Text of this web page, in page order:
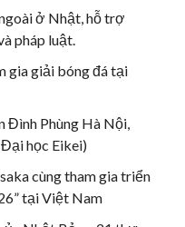
ở Nhật, hỗ trợ
pháp luật.
gia giải bóng đá tại
Đình Phùng Hà Nội,
học Eikei)
cùng tham gia triển
tại Việt Nam